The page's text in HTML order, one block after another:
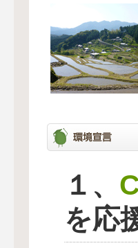
１、
を応